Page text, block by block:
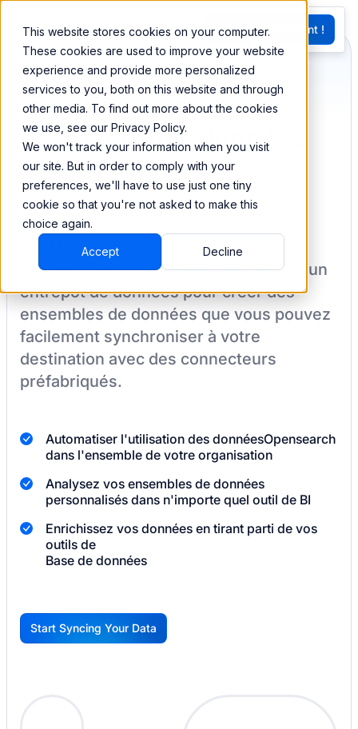
This website stores cookies on your computer.
These cookies are used to improve your website
experience and provide more personalized
services to you, both on this website and through
other media. To find out more about the cookies
we use, see our Privacy Policy.
We won't track your information when you visit
our site. But in order to comply with your
preferences, we'll have to use just one tiny
cookie so that you're not asked to make this
choice again.
Accept Decline
EN
G
Essayez Maintenant !
Synchronisez et
combinez vos données
de Opensearch
BEEM vous permet de charger vos
données à partir deOpensearchdans un
entrepôt de données pour créer des
ensembles de données que vous pouvez
facilement synchroniser à votre
destination avec des connecteurs
préfabriqués.
Automatiser l'utilisation des donnéesOpensearch
dans l'ensemble de votre organisation
Analysez vos ensembles de données
personnalisés dans n'importe quel outil de BI
Enrichissez vos données en tirant parti de vos
outils de
Base de données
G
Start Syncing Your Data